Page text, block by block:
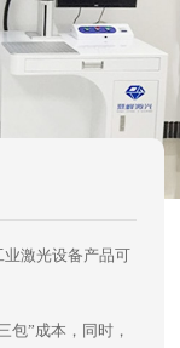
激光设备产品可
包”成本，同时，